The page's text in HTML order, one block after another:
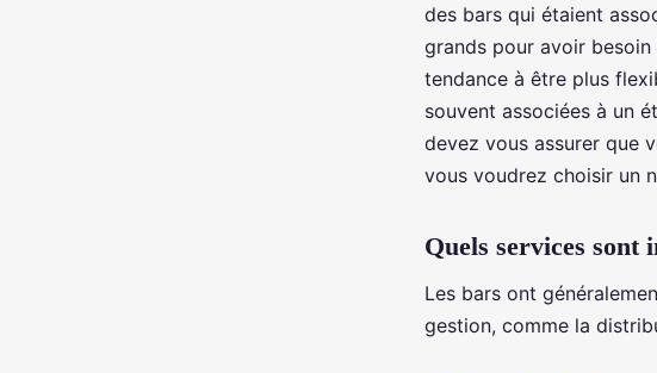
des bars qui étaient
grands pour avoir
tendance à être plus
souvent associées à un
devez vous assurer que
vous voudrez choisir un
Quels services sont
Les bars ont
gestion, comme la